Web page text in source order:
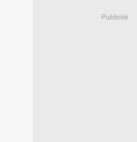
Publicité